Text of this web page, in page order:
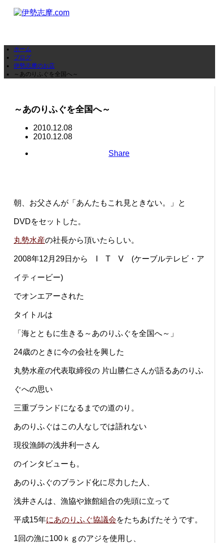
ホーム
ブログ
伊勢志摩のお店
～あのりふぐを全国へ～
～あのりふぐを全国へ～
2010.12.08
2010.12.08
Share
朝、お父さんが「あんたもこれ見ときない。」と
DVDをセットした。
丸勢水産の社長から頂いたらしい。
2008年12月29日から I T V (ケーブルテレビ・ア
イティービー)
でオンエアーされた
タイトルは
「海とともに生きる～あのりふぐを全国へ～」
24歳のときに今の会社を興した
丸勢水産の代表取締役の 片山勝仁さんが語るあのりふ
ぐへの思い
三重ブランドになるまでの道のり。
あのりふぐはこの人なしでは語れない
現役漁師の浅井利一さん
のインタビューも。
あのりふぐのブランド化に尽力した人、
浅井さんは、漁協や旅館組合の先頭に立って
平成15年にあのりふぐ協議会をたちあげたそうです。
1回の漁に100ｋｇのアジを使用し、